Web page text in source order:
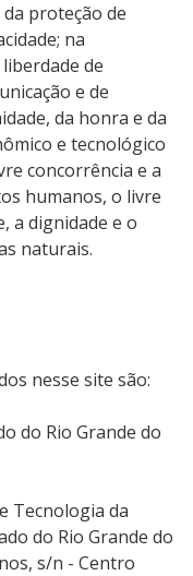
proteção de
na
de
e de
da honra e da
e tecnológico
concorrência e a
humanos, o livre
a dignidade e o
naturais.
nesse site são:
do Rio Grande do
Tecnologia da
do Rio Grande do
s/n - Centro